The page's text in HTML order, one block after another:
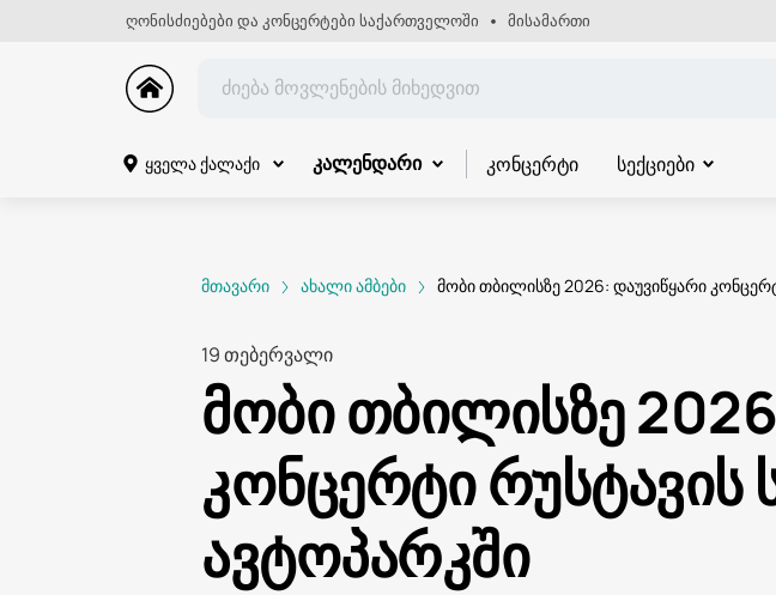
ღონისძიებები და კონცერტები საქართველოში მისამართი
ყველა ქალაქი კალენდარი კონცერტი სექციები
მთავარი ახალი ამბები მობი თბილისზე 2026: დაუვიწყარი
19 თებერვალი
მობი თბილისზე
კონცერტი
ავტოპარკში